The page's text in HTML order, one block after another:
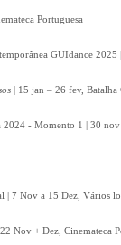
Portuguesa
GUIdance 2025
| 15 jan – 26 fev, Batalha
- Momento 1 | 30
| 7 Nov a 15 Dez, Vários
Nov + Dez, Cinemateca